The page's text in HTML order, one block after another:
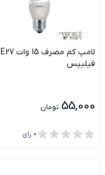
لامپ کم مصرف 15 وات E27
فیلیپس
55,000 تومان
0 رای